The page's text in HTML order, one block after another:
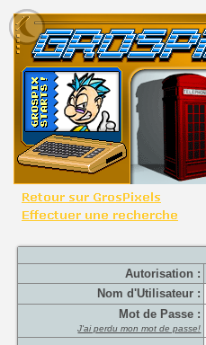
Autorisation :
Nom d'Utilisateur :
Mot de Passe :
J'ai perdu mon mot de passe!